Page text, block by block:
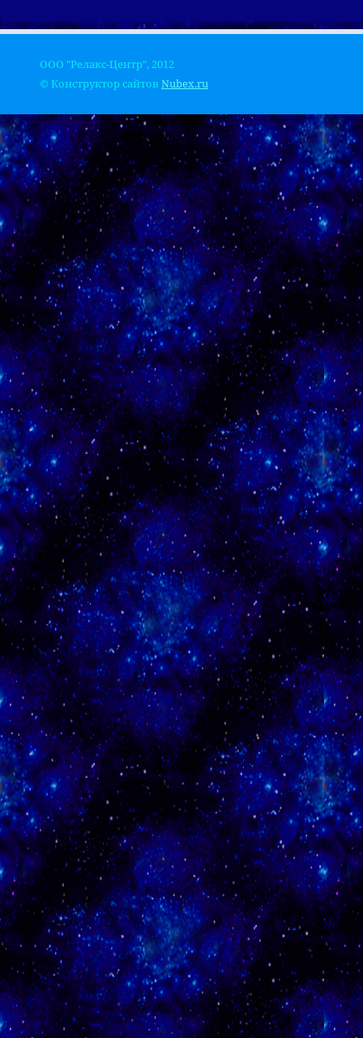
ООО "Релакс-Центр", 2012
© Конструктор сайтов Nubex.ru